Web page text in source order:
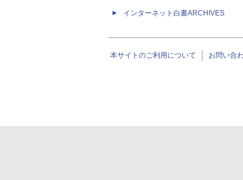
インターネット白書ARCHIVES
本サイトのご利用について お問い合